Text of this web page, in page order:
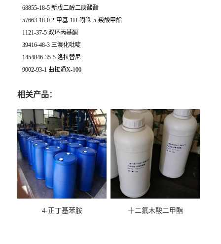
68855-18-5 新戊二醇二庚酸酯
57663-18-0 2-甲基-1H-吲哚-5-羧酸甲酯
1121-37-5 双环丙基酮
39416-48-3 三溴化吡啶
1454846-35-5 洛拉替尼
9002-93-1 曲拉通X-100
相关产品：
4-正丁基苯胺 十二氟木酸二甲酯